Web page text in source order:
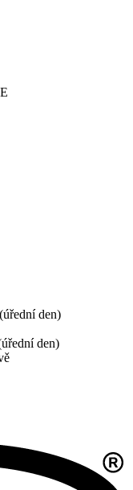
den)
den)